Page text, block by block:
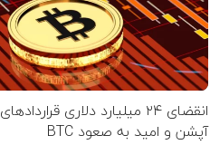
انقضای ۲۴ میلیارد دلاری قرارداد‌های
آپشن‌ و امید به صعود BTC